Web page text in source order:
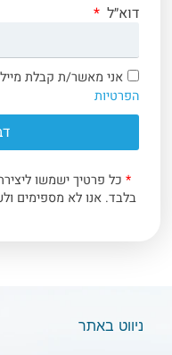
דוא״ל
אני מאשר/ת קבלת
הפרטיות
* כל פרטיך ישמשו
בלבד. אנו לא מספימים
ניווט באתר